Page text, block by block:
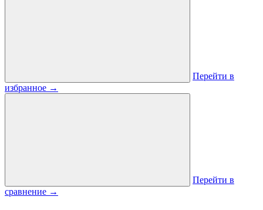
Перейти в
избранное →
Перейти в
сравнение →